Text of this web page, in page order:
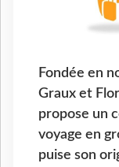
Fondée en
Graux et
propose un
voyage en
puise son